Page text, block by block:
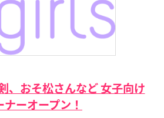
、おそ松さんなど 女子向け
ナーオープン！